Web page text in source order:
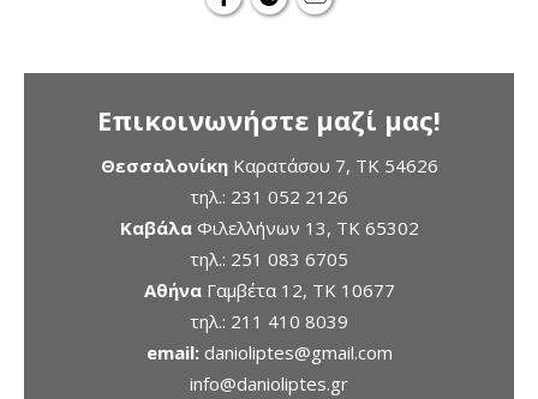
Επικοινωνήστε μαζί μας!
ΘεσσαλονίκηΚαρατάσου 7, TK 54626
τηλ.: 231 052 2126
ΚαβάλαΦιλελλήνων 13, ΤΚ 65302
τηλ.: 251 083 6705
ΑθήναΓαμβέτα 12, ΤΚ 10677
τηλ.: 211 410 8039
email: danioliptes@gmail.com
info@danioliptes.gr